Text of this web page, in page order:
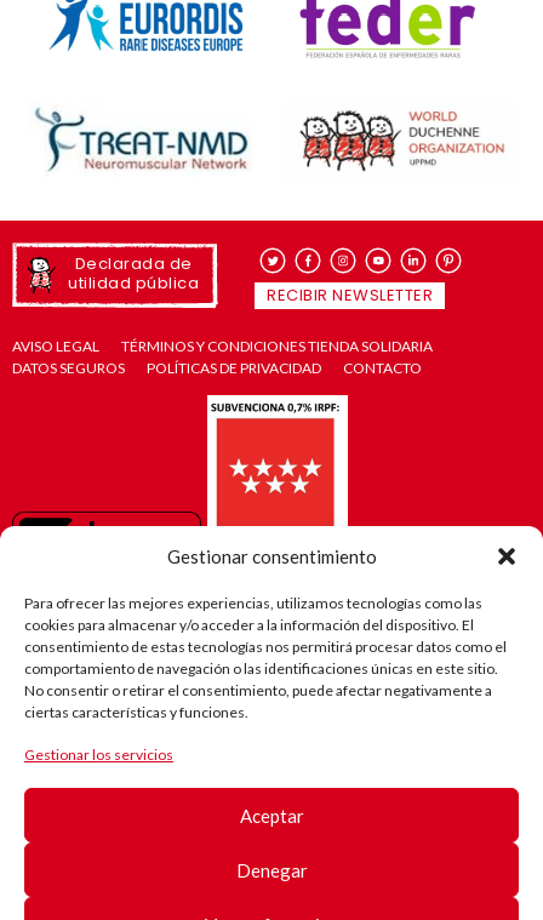
Gestionar consentimiento
Para ofrecer las mejores experiencias, utilizamos tecnologías como las
cookies para almacenar y/o acceder a la información del dispositivo. El
consentimiento de estas tecnologías nos permitirá procesar datos como el
comportamiento de navegación o las identificaciones únicas en este sitio.
No consentir o retirar el consentimiento, puede afectar negativamente a
ciertas características y funciones.
Gestionar los servicios
Aceptar
Denegar
Declarada de
utilidad pública
RECIBIR NEWSLETTER
AVISO LEGAL
TÉRMINOS Y CONDICIONES TIENDA SOLIDARIA
DATOS SEGUROS
POLÍTICAS DE PRIVACIDAD CONTACTO
El camino